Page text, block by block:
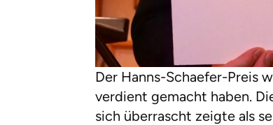
Der Hanns-Schaefer-Preis
verdient gemacht haben.
sich überrascht zeigte als